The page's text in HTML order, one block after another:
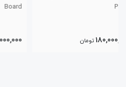
650,000,000